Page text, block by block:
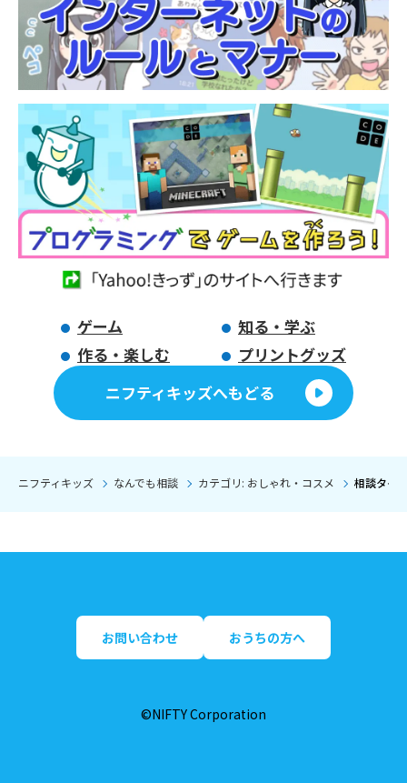
ゲーム
知る・学ぶ
作る・楽しむ
プリントグッズ
ニフティキッズへもどる
ニフティキッズ なんでも相談 カテゴリ: おしゃれ・コスメ 相談タイ
お問い合わせ おうちの方へ
©NIFTY Corporation